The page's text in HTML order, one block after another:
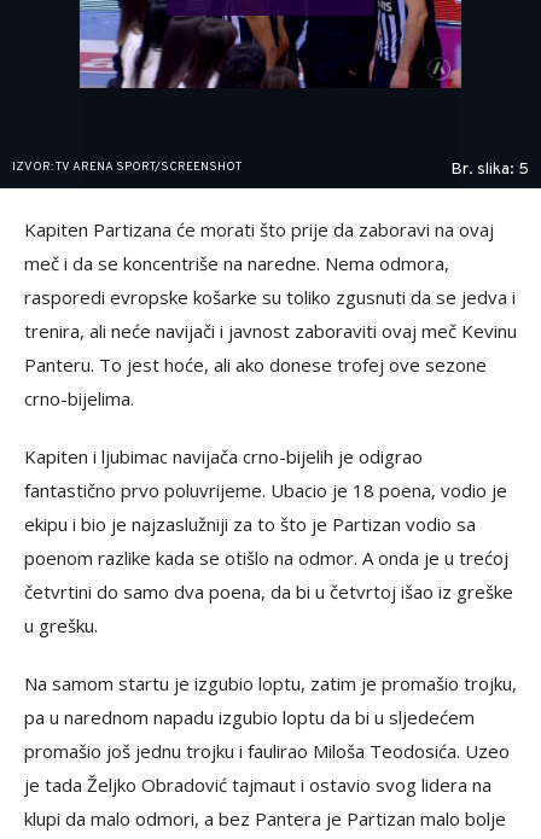
IZVOR: TV ARENA SPORT/SCREENSHOT Br. slika: 5
Kapiten Partizana će morati što prije da zaboravi na ovaj
meč i da se koncentriše na naredne. Nema odmora,
rasporedi evropske košarke su toliko zgusnuti da se jedva i
trenira, ali neće navijači i javnost zaboraviti ovaj meč Kevinu
Panteru. To jest hoće, ali ako donese trofej ove sezone
crno-bijelima.
Kapiten i ljubimac navijača crno-bijelih je odigrao
fantastično prvo poluvrijeme. Ubacio je 18 poena, vodio je
ekipu i bio je najzaslužniji za to što je Partizan vodio sa
poenom razlike kada se otišlo na odmor. A onda je u trećoj
četvrtini do samo dva poena, da bi u četvrtoj išao iz greške
u grešku.
Na samom startu je izgubio loptu, zatim je promašio trojku,
pa u narednom napadu izgubio loptu da bi u sljedećem
promašio još jednu trojku i faulirao Miloša Teodosića. Uzeo
je tada Željko Obradović tajmaut i ostavio svog lidera na
klupi da malo odmori, a bez Pantera je Partizan malo bolje